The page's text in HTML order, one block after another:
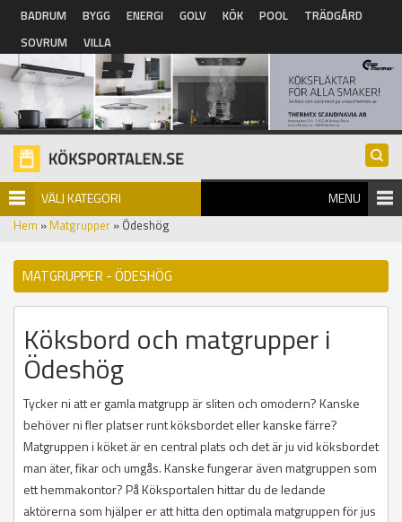
Hoppa till huvudinnehåll
BADRUM BYGG ENERGI GOLV KÖK POOL
TRÄDGÅRD
SOVRUM
VILLA
VÄLJ KATEGORI MENU
Hem » Matgrupper » Ödeshög
MATGRUPPER - ÖDESHÖG
Köksbord och matgrupper i
Ödeshög
Tycker ni att er gamla matgrupp är sliten och omodern? Kanske
behöver ni fler platser runt köksbordet eller kanske färre?
Matgruppen i köket är en central plats och det är ju vid köksbordet
man äter, fikar och umgås. Kanske fungerar även matgruppen som
ett hemmakontor? På Köksportalen hittar du de ledande
aktörerna som hjälper er att hitta den optimala matgruppen för jus